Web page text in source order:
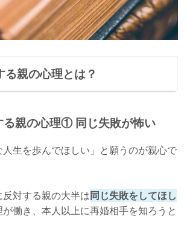
る親の心理とは？
る親の心理① 同じ失敗が怖い
人生を歩んでほしい」と願うのが親心で
対する親の大半は同じ失敗をしてほし
が働き、本人以上に再婚相手を知ろうと